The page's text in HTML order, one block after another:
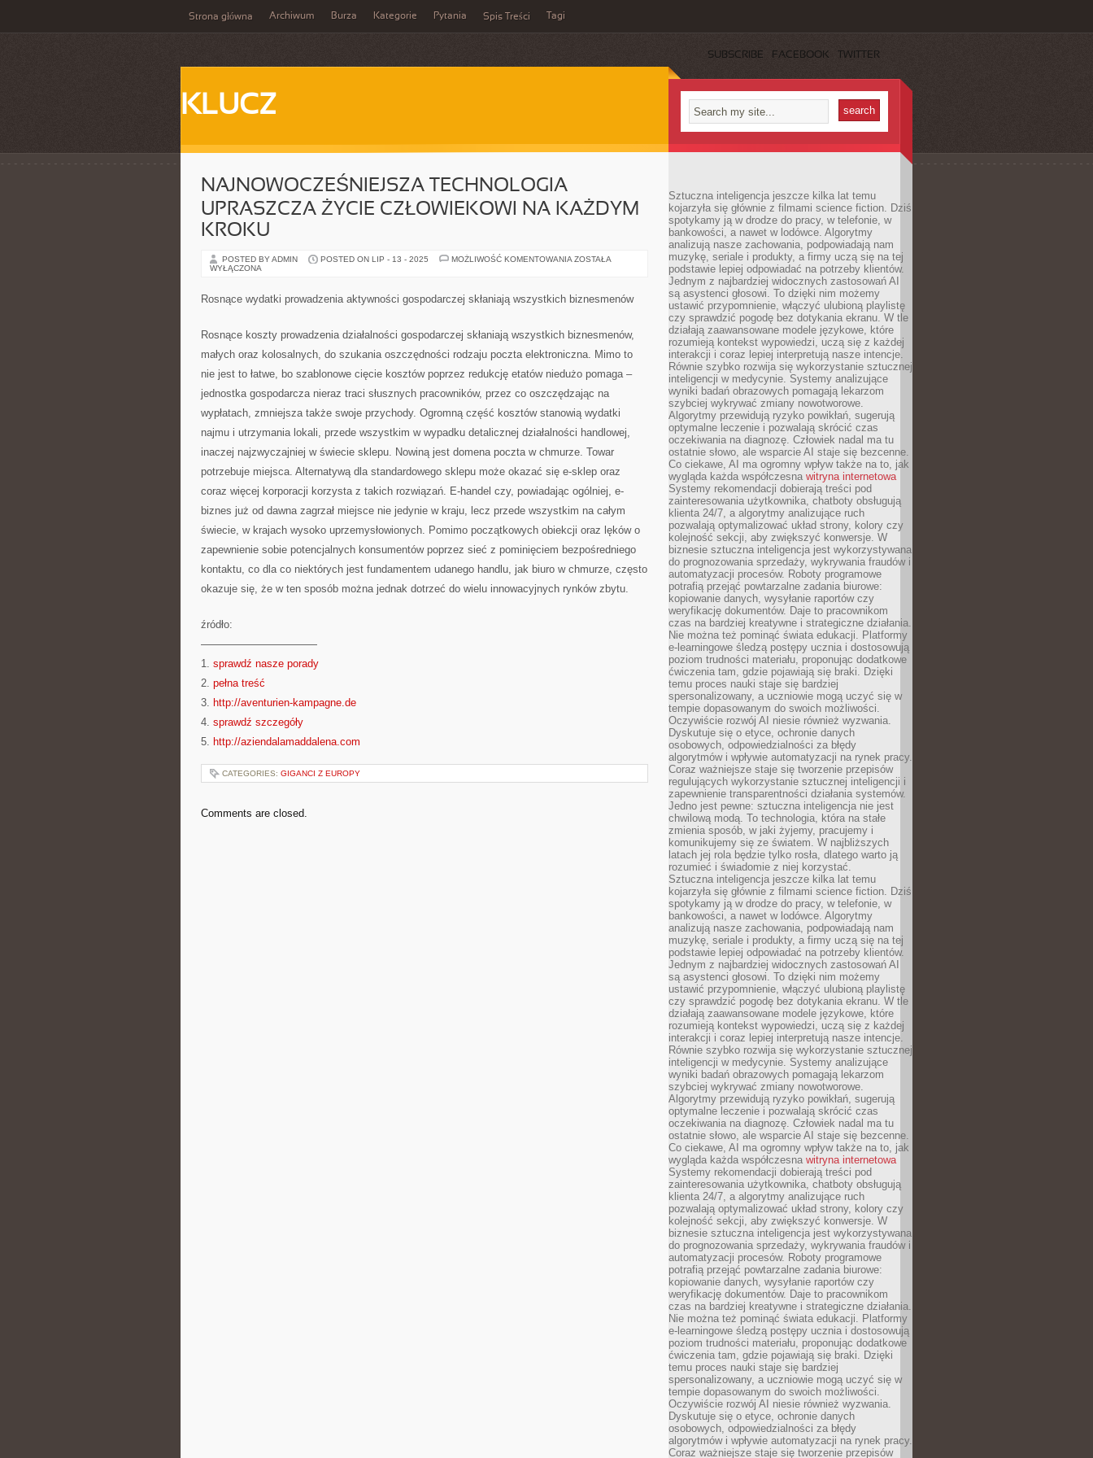
Strona główna Archiwum Burza Kategorie Pytania Spis Treści Tagi
SUBSCRIBE FACEBOOK TWITTER
KLUCZ
NAJNOWOCZEŚNIEJSZA TECHNOLOGIA
UPRASZCZA ŻYCIE CZŁOWIEKOWI NA KAŻDYM
KROKU
POSTED BY ADMIN POSTED ON LIP - 13 - 2025 MOŻLIWOŚĆ KOMENTOWANIA NAJNOWOCZEŚNIEJSZA
CZŁOWIEKOWI
NA
ZOSTAŁA
WYŁĄCZONA
Rosnące wydatki prowadzenia aktywności gospodarczej skłaniają wszystkich biznesmenów
Rosnące koszty prowadzenia działalności gospodarczej skłaniają wszystkich biznesmenów,
małych oraz kolosalnych, do szukania oszczędności rodzaju poczta elektroniczna. Mimo to
nie jest to łatwe, bo szablonowe cięcie kosztów poprzez redukcję etatów niedużo pomaga –
jednostka gospodarcza nieraz traci słusznych pracowników, przez co oszczędzając na
wypłatach, zmniejsza także swoje przychody. Ogromną część kosztów stanowią wydatki
najmu i utrzymania lokali, przede wszystkim w wypadku detalicznej działalności handlowej,
inaczej najzwyczajniej w świecie sklepu. Nowiną jest domena poczta w chmurze. Towar
potrzebuje miejsca. Alternatywą dla standardowego sklepu może okazać się e-sklep oraz
coraz więcej korporacji korzysta z takich rozwiązań. E-handel czy, powiadając ogólniej, e-
biznes już od dawna zagrzał miejsce nie jedynie w kraju, lecz przede wszystkim na całym
świecie, w krajach wysoko uprzemysłowionych. Pomimo początkowych obiekcji oraz lęków o
zapewnienie sobie potencjalnych konsumentów poprzez sieć z pominięciem bezpośredniego
kontaktu, co dla co niektórych jest fundamentem udanego handlu, jak biuro w chmurze, często
okazuje się, że w ten sposób można jednak dotrzeć do wielu innowacyjnych rynków zbytu.
źródło:
———————————
1. sprawdź nasze porady
2. pełna treść
3. http://aventurien-kampagne.de
4. sprawdź szczegóły
5. http://aziendalamaddalena.com
CATEGORIES: GIGANCI Z EUROPY
Comments are closed.
Sztuczna inteligencja jeszcze kilka lat temu
kojarzyła się głównie z filmami science fiction. Dziś
spotykamy ją w drodze do pracy, w telefonie, w
bankowości, a nawet w lodówce. Algorytmy
analizują nasze zachowania, podpowiadają nam
muzykę, seriale i produkty, a firmy uczą się na tej
podstawie lepiej odpowiadać na potrzeby klientów.
Jednym z najbardziej widocznych zastosowań AI
są asystenci głosowi. To dzięki nim możemy
ustawić przypomnienie, włączyć ulubioną playlistę
czy sprawdzić pogodę bez dotykania ekranu. W tle
działają zaawansowane modele językowe, które
rozumieją kontekst wypowiedzi, uczą się z każdej
interakcji i coraz lepiej interpretują nasze intencje.
Równie szybko rozwija się wykorzystanie sztucznej
inteligencji w medycynie. Systemy analizujące
wyniki badań obrazowych pomagają lekarzom
szybciej wykrywać zmiany nowotworowe.
Algorytmy przewidują ryzyko powikłań, sugerują
optymalne leczenie i pozwalają skrócić czas
oczekiwania na diagnozę. Człowiek nadal ma tu
ostatnie słowo, ale wsparcie AI staje się bezcenne.
Co ciekawe, AI ma ogromny wpływ także na to, jak
wygląda każda współczesna witryna internetowa
Systemy rekomendacji dobierają treści pod
zainteresowania użytkownika, chatboty obsługują
klienta 24/7, a algorytmy analizujące ruch
pozwalają optymalizować układ strony, kolory czy
kolejność sekcji, aby zwiększyć konwersje. W
biznesie sztuczna inteligencja jest wykorzystywana
do prognozowania sprzedaży, wykrywania fraudów i
automatyzacji procesów. Roboty programowe
potrafią przejąć powtarzalne zadania biurowe:
kopiowanie danych, wysyłanie raportów czy
weryfikację dokumentów. Daje to pracownikom
czas na bardziej kreatywne i strategiczne działania.
Nie można też pominąć świata edukacji. Platformy
e-learningowe śledzą postępy ucznia i dostosowują
poziom trudności materiału, proponując dodatkowe
ćwiczenia tam, gdzie pojawiają się braki. Dzięki
temu proces nauki staje się bardziej
spersonalizowany, a uczniowie mogą uczyć się w
tempie dopasowanym do swoich możliwości.
Oczywiście rozwój AI niesie również wyzwania.
Dyskutuje się o etyce, ochronie danych
osobowych, odpowiedzialności za błędy
algorytmów i wpływie automatyzacji na rynek pracy.
Coraz ważniejsze staje się tworzenie przepisów
regulujących wykorzystanie sztucznej inteligencji i
zapewnienie transparentności działania systemów.
Jedno jest pewne: sztuczna inteligencja nie jest
chwilową modą. To technologia, która na stałe
zmienia sposób, w jaki żyjemy, pracujemy i
komunikujemy się ze światem. W najbliższych
latach jej rola będzie tylko rosła, dlatego warto ją
rozumieć i świadomie z niej korzystać.
Sztuczna inteligencja jeszcze kilka lat temu
kojarzyła się głównie z filmami science fiction. Dziś
spotykamy ją w drodze do pracy, w telefonie, w
bankowości, a nawet w lodówce. Algorytmy
analizują nasze zachowania, podpowiadają nam
muzykę, seriale i produkty, a firmy uczą się na tej
podstawie lepiej odpowiadać na potrzeby klientów.
Jednym z najbardziej widocznych zastosowań AI
są asystenci głosowi. To dzięki nim możemy
ustawić przypomnienie, włączyć ulubioną playlistę
czy sprawdzić pogodę bez dotykania ekranu. W tle
działają zaawansowane modele językowe, które
rozumieją kontekst wypowiedzi, uczą się z każdej
interakcji i coraz lepiej interpretują nasze intencje.
Równie szybko rozwija się wykorzystanie sztucznej
inteligencji w medycynie. Systemy analizujące
wyniki badań obrazowych pomagają lekarzom
szybciej wykrywać zmiany nowotworowe.
Algorytmy przewidują ryzyko powikłań, sugerują
optymalne leczenie i pozwalają skrócić czas
oczekiwania na diagnozę. Człowiek nadal ma tu
ostatnie słowo, ale wsparcie AI staje się bezcenne.
Co ciekawe, AI ma ogromny wpływ także na to, jak
wygląda każda współczesna witryna internetowa
Systemy rekomendacji dobierają treści pod
zainteresowania użytkownika, chatboty obsługują
klienta 24/7, a algorytmy analizujące ruch
pozwalają optymalizować układ strony, kolory czy
kolejność sekcji, aby zwiększyć konwersje. W
biznesie sztuczna inteligencja jest wykorzystywana
do prognozowania sprzedaży, wykrywania fraudów i
automatyzacji procesów. Roboty programowe
potrafią przejąć powtarzalne zadania biurowe:
kopiowanie danych, wysyłanie raportów czy
weryfikację dokumentów. Daje to pracownikom
czas na bardziej kreatywne i strategiczne działania.
Nie można też pominąć świata edukacji. Platformy
e-learningowe śledzą postępy ucznia i dostosowują
poziom trudności materiału, proponując dodatkowe
ćwiczenia tam, gdzie pojawiają się braki. Dzięki
temu proces nauki staje się bardziej
spersonalizowany, a uczniowie mogą uczyć się w
tempie dopasowanym do swoich możliwości.
Oczywiście rozwój AI niesie również wyzwania.
Dyskutuje się o etyce, ochronie danych
osobowych, odpowiedzialności za błędy
algorytmów i wpływie automatyzacji na rynek pracy.
Coraz ważniejsze staje się tworzenie przepisów